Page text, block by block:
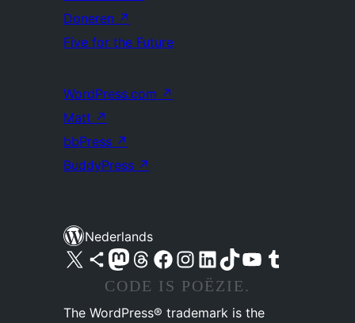
Doneren ↗
Five for the Future
WordPress.com ↗
Matt ↗
bbPress ↗
BuddyPress ↗
Nederlands
Bezoek ons X (voorheen Twitter) account
Bezoek ons Bluesky account
Bezoek ons Mastodon account
Bezoek ons Threads account
Onze Facebook pagina bezoeken
Bezoek ons Instagram account
Bezoek ons LinkedIn account
Bezoek ons TikTok account
Bezoek ons YouTube kanaalBezoek ons Tumblr account
CODE IS POËZIE.
The WordPress® trademark is the